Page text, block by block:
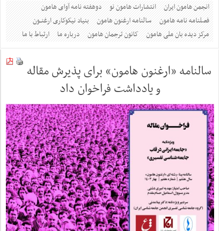
انجمن هامون ایران انتشارات هامون نو
دوهفته نامه آوای هامون
فصلنامه نامه هامون
سالنامه ارغنون هامون
بنیاد نیکوکاری ارغنــون
مرکز دیده بان ملی هامون
کانون ترجمان هامون درباره ما ارتباط با ما
سالنامه «ارغنون هامون» برای پذیرش مقاله
و یادداشت فراخوان داد